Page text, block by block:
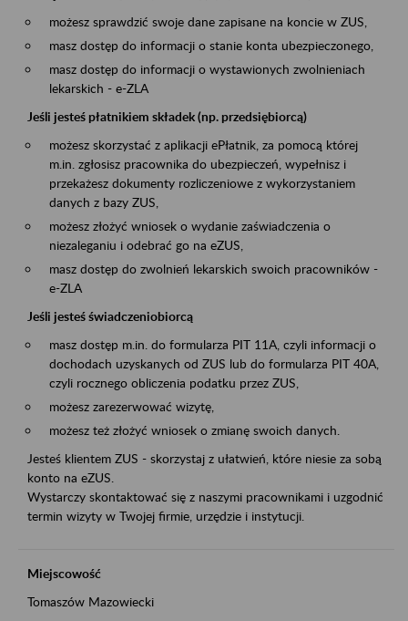
możesz sprawdzić swoje dane zapisane na koncie w ZUS,
masz dostęp do informacji o stanie konta ubezpieczonego,
masz dostęp do informacji o wystawionych zwolnieniach
lekarskich - e-ZLA
Jeśli jesteś płatnikiem składek (np. przedsiębiorcą)
możesz skorzystać z aplikacji ePłatnik, za pomocą której
m.in. zgłosisz pracownika do ubezpieczeń, wypełnisz i
przekażesz dokumenty rozliczeniowe z wykorzystaniem
danych z bazy ZUS,
możesz złożyć wniosek o wydanie zaświadczenia o
niezaleganiu i odebrać go na eZUS,
masz dostęp do zwolnień lekarskich swoich pracowników -
e-ZLA
Jeśli jesteś świadczeniobiorcą
masz dostęp m.in. do formularza PIT 11A, czyli informacji o
dochodach uzyskanych od ZUS lub do formularza PIT 40A,
czyli rocznego obliczenia podatku przez ZUS,
możesz zarezerwować wizytę,
możesz też złożyć wniosek o zmianę swoich danych.
Jesteś klientem ZUS - skorzystaj z ułatwień, które niesie za sobą
konto na eZUS.
Wystarczy skontaktować się z naszymi pracownikami i uzgodnić
termin wizyty w Twojej firmie, urzędzie i instytucji.
Miejscowość
Tomaszów Mazowiecki